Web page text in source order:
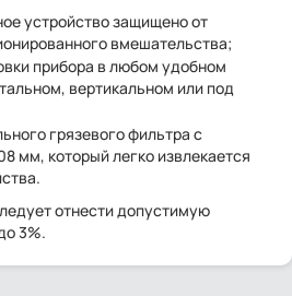
устройство защищено от
вмешательства;
прибора в любом удобном
вертикальном или под
грязевого фильтра с
мм, который легко извлекается
отнести допустимую
3%.